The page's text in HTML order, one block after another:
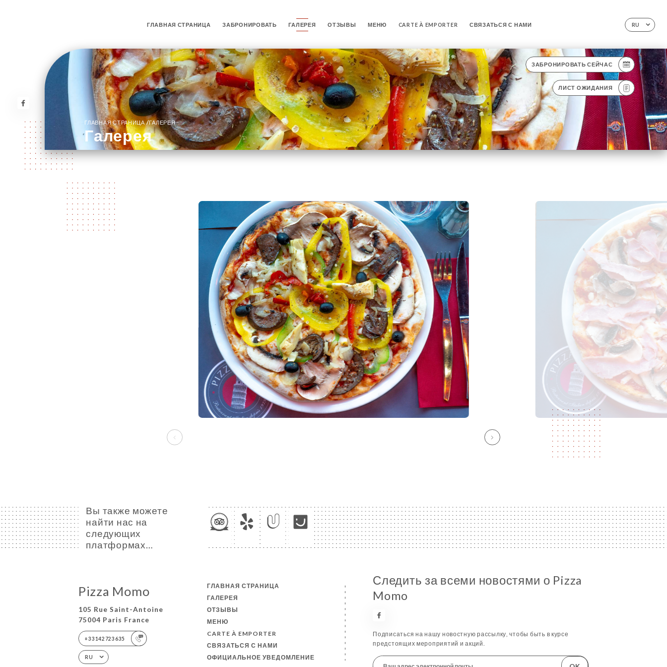
RU
ГЛАВНАЯ СТРАНИЦА ЗАБРОНИРОВАТЬ ГАЛЕРЕЯ ОТЗЫВЫ МЕНЮ CARTE À EMPORTER СВЯЗАТЬСЯ С НАМИ
ЗАБРОНИРОВАТЬ СЕЙЧАС
ЛИСТ ОЖИДАНИЯ
ГЛАВНАЯ СТРАНИЦА/ГАЛЕРЕЯ
Галерея
Вы также можете
найти нас на
следующих
платформах…
Pizza Momo
105 Rue Saint-Antoine
75004 Paris France
+33142723635
RU
ГЛАВНАЯ СТРАНИЦА
ГАЛЕРЕЯ
ОТЗЫВЫ
МЕНЮ
CARTE À EMPORTER
СВЯЗАТЬСЯ С НАМИ
ОФИЦИАЛЬНОЕ УВЕДОМЛЕНИЕ
Следить за всеми новостями о Pizza
Momo
Подписаться на нашу новостную рассылку, чтобы быть в курсе
предстоящих мероприятий и акций.